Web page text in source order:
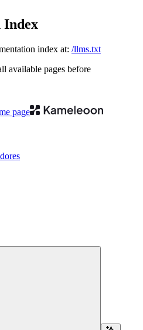
Index
index at: /llms.txt
available pages before
page